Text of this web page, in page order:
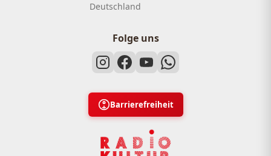
Deutschland
Folge uns
Barrierefreiheit